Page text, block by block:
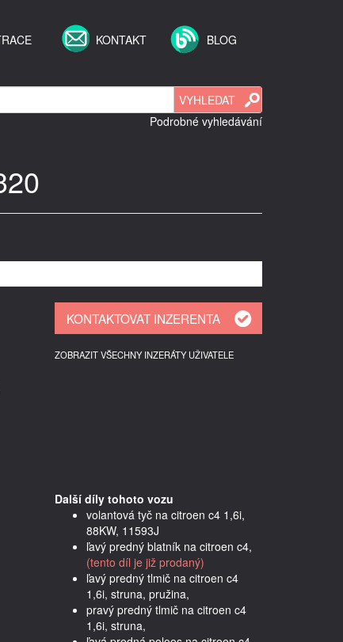
KONTAKT BLOG
Podrobné vyhledávání
ZOBRAZIT VŠECHNY INZERÁTY UŽIVATELE
Další díly tohoto vozu
volantová tyč na citroen c4 1,6i,
88KW, 11593J
ľavý predný blatník na citroen c4,
(tento díl je již prodaný)
ľavý predný tlmič na citroen c4
1,6i, struna, pružina,
pravý predný tlmič na citroen c4
1,6i, struna,